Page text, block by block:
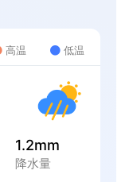
高温 低温
1.2mm
降水量